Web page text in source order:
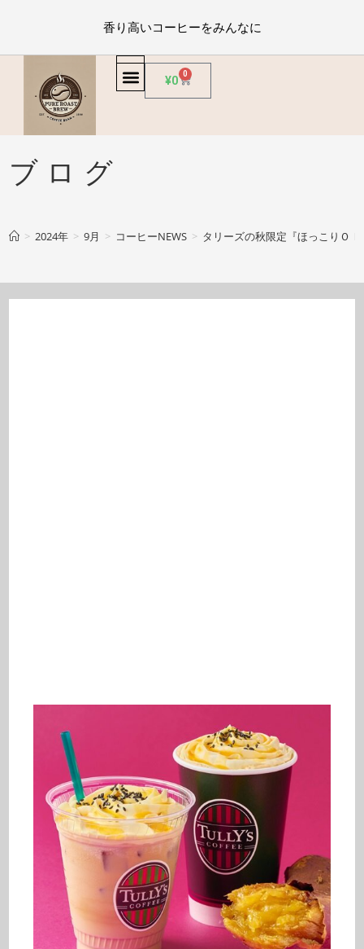
香り高いコーヒーをみんなに
¥0 0
ブログ
> 2024年 > 9月 > コーヒーNEWS > タリーズの秋限定『ほっこりＯ